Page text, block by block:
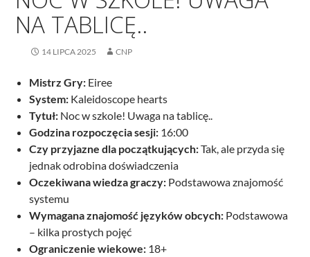
NA TABLICĘ..
14 LIPCA 2025 CNP
Mistrz Gry: Eiree
System: Kaleidoscope hearts
Tytuł: Noc w szkole! Uwaga na tablicę..
Godzina rozpoczęcia sesji: 16:00
Czy przyjazne dla początkujących:Tak, ale przyda się
jednak odrobina doświadczenia
Oczekiwana wiedza graczy: Podstawowa znajomość
systemu
Wymagana znajomość języków obcych: Podstawowa
– kilka prostych pojęć
Ograniczenie wiekowe: 18+